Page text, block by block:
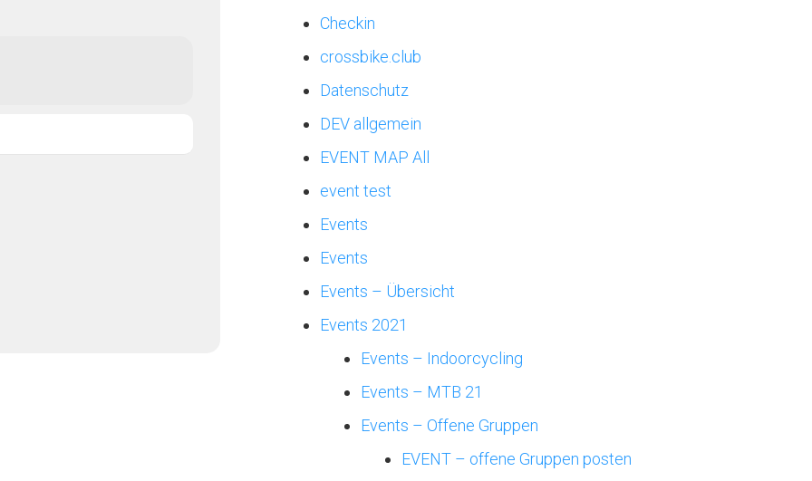
Checkin
crossbike.club
Datenschutz
DEV allgemein
EVENT MAP All
event test
Events
Events
Events – Übersicht
Events 2021
Events – Indoorcycling
Events – MTB 21
Events – Offene Gruppen
EVENT – offene Gruppen posten